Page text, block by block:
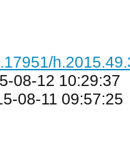
08-12 10:29:37
08-11 09:57:25